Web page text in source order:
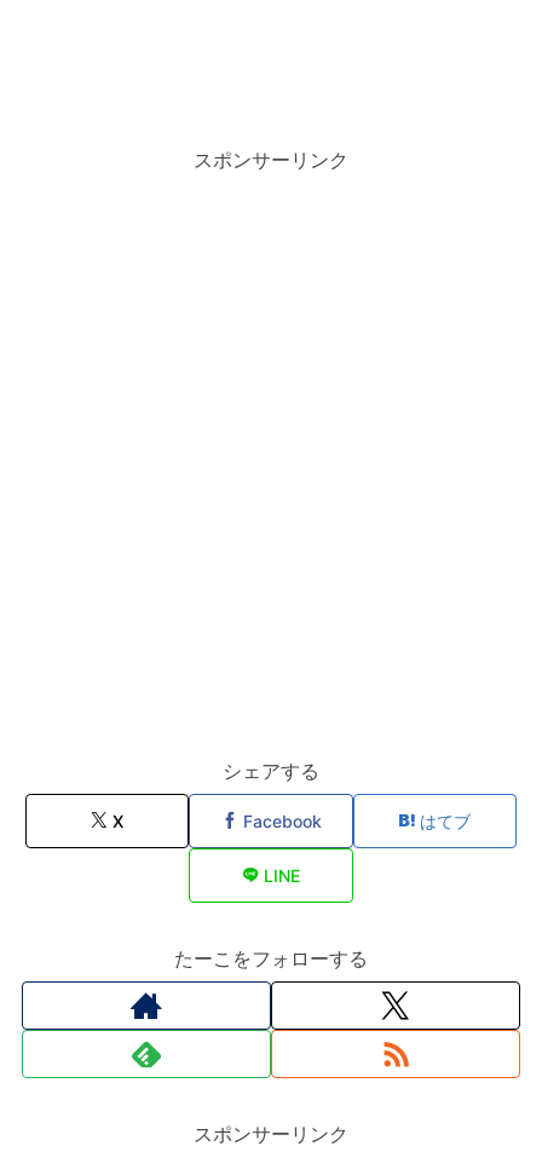
スポンサーリンク
シェアする
X Facebook はてブ
LINE
たーこをフォローする
スポンサーリンク